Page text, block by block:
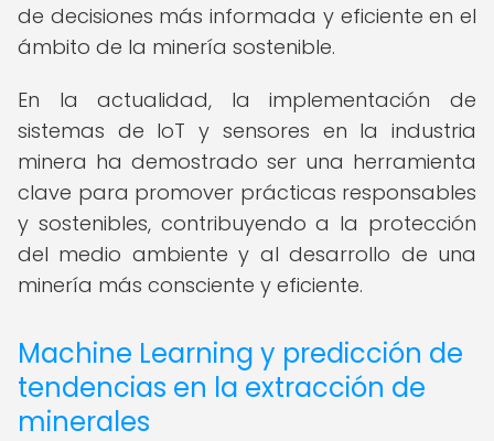
de decisiones más informada y eficiente en el
ámbito de la minería sostenible.
En la actualidad, la implementación de
sistemas de IoT y sensores en la industria
minera ha demostrado ser una herramienta
clave para promover prácticas responsables
y sostenibles, contribuyendo a la protección
del medio ambiente y al desarrollo de una
minería más consciente y eficiente.
Machine Learning y predicción de
tendencias en la extracción de
minerales